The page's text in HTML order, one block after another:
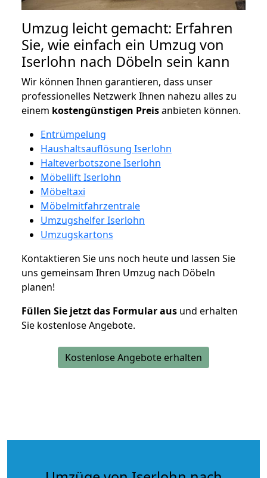
Umzug leicht gemacht: Erfahren
Sie, wie einfach ein Umzug von
Iserlohn nach Döbeln sein kann
Wir können Ihnen garantieren, dass unser
professionelles Netzwerk Ihnen nahezu alles zu
einem kostengünstigen Preisanbieten können.
Entrümpelung
Haushaltsauflösung Iserlohn
Halteverbotszone Iserlohn
Möbellift Iserlohn
Möbeltaxi
Möbelmitfahrzentrale
Umzugshelfer Iserlohn
Umzugskartons
Kontaktieren Sie uns noch heute und lassen Sie
uns gemeinsam Ihren Umzug nach Döbeln
planen!
Füllen Sie jetzt das Formular aus und erhalten
Sie kostenlose Angebote.
Kostenlose Angebote erhalten